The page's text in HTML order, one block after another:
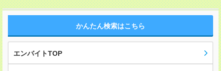
かんたん検索はこちら
エンバイトTOP